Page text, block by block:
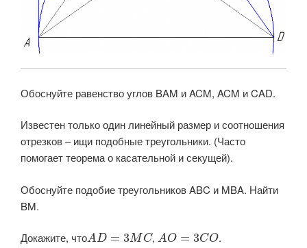
Обоснуйте равенство углов BAM и ACM, ACM и CAD.
Известен только один линейный размер и соотношения
отрезков – ищи подобные треугольники. (Часто
помогает теорема о касательной и секущей).
Обоснуйте подобие треугольников ABC и MBA. Найти
BM.
Докажите, что​AD = 3M C​, ​ AO = 3CO​.